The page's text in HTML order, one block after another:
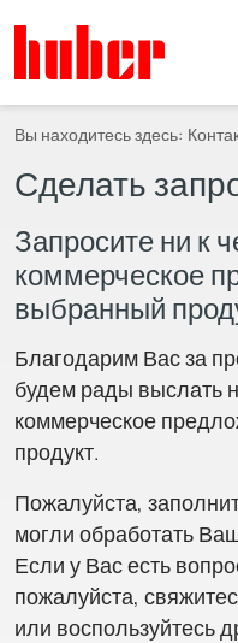
Вы находитесь здесь:
Сделать
Запросите ни к
коммерческое
выбранный
Благодарим Вас за
будем рады выслать
коммерческое
продукт.
Пожалуйста,
могли обработать
Если у Вас есть
пожалуйста,
или воспользуйтесь